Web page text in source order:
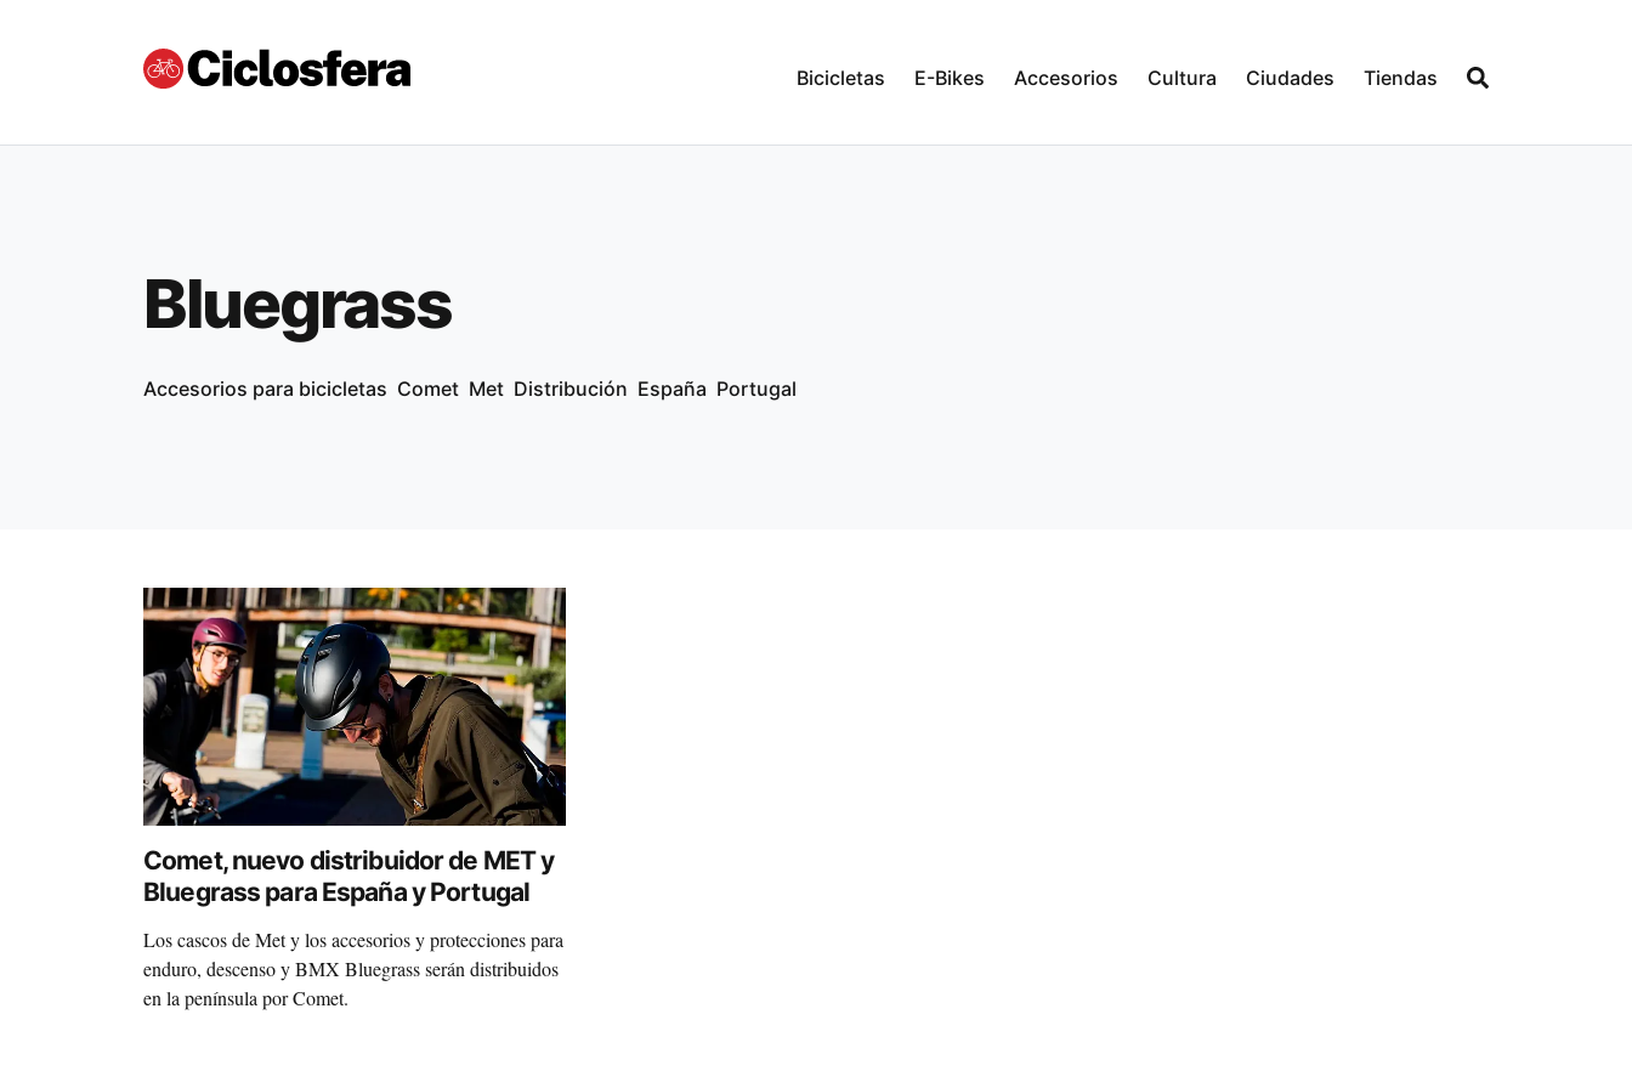
Bicicletas E-Bikes Accesorios Cultura Ciudades Tiendas
Bluegrass
Accesorios para bicicletas Comet Met Distribución España Portugal
Comet, nuevo distribuidor de MET y
Bluegrass para España y Portugal
Los cascos de Met y los accesorios y protecciones para
enduro, descenso y BMX Bluegrass serán distribuidos
en la península por Comet.